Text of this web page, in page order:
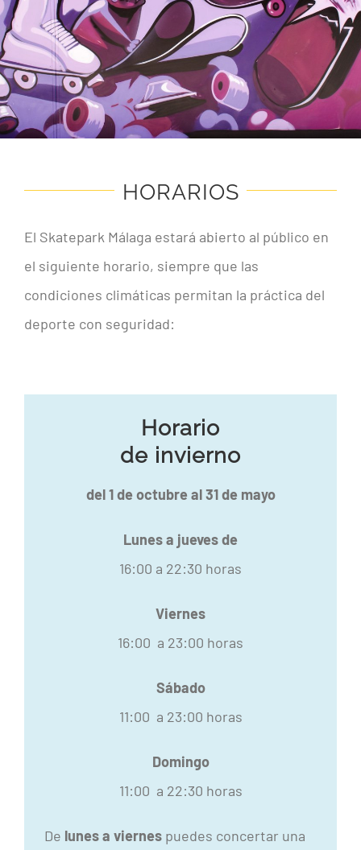
HORARIOS
El Skatepark Málaga estará abierto al público en
el siguiente horario, siempre que las
condiciones climáticas permitan la práctica del
deporte con seguridad:
Horario
de invierno
del 1 de octubre al 31 de mayo
Lunes a jueves de
16:00 a 22:30 horas
Viernes
16:00 a 23:00 horas
Sábado
11:00 a 23:00 horas
Domingo
11:00 a 22:30 horas
De lunes a viernespuedes concertar una